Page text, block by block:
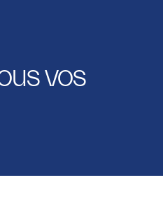
vos